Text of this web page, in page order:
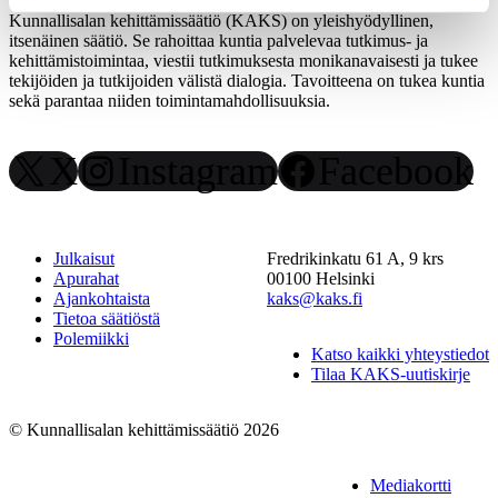
Kunnallisalan kehittämissäätiö (KAKS) on yleishyödyllinen,
itsenäinen säätiö. Se rahoittaa kuntia palvelevaa tutkimus- ja
kehittämistoimintaa, viestii tutkimuksesta monikanavaisesti ja tukee
tekijöiden ja tutkijoiden välistä dialogia. Tavoitteena on tukea kuntia
sekä parantaa niiden toimintamahdollisuuksia.
X Instagram Facebook
Julkaisut
Apurahat
Ajankohtaista
Tietoa säätiöstä
Polemiikki
Fredrikinkatu 61 A, 9 krs
00100 Helsinki
kaks@kaks.fi
Katso kaikki yhteystiedot
Tilaa KAKS-uutiskirje
© Kunnallisalan kehittämissäätiö 2026
Mediakortti